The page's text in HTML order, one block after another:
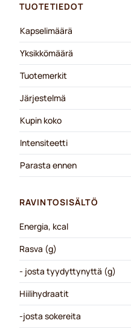
TUOTETIEDOT
Kapselimäärä
Yksikkömäärä
Tuotemerkit
Järjestelmä
Kupin koko
Intensiteetti
Parasta ennen
RAVINTOSISÄLTÖ
Energia, kcal
Rasva (g)
- josta tyydyttynyttä (g)
Hiilihydraatit
-josta sokereita